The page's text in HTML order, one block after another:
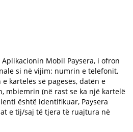
Mobil Paysera, i ofron
si në vijim: numrin e telefonit,
kartelës së pagesës, datën e
mbiemrin (në rast se ka një kartelë
është identifikuar, Paysera
e tij/saj të tjera të ruajtura në